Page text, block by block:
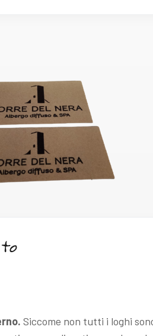
Siccome non tutti i loghi